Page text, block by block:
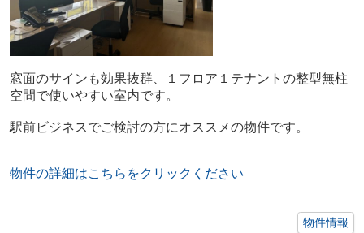
窓面のサインも効果抜群、１フロア１テナントの整型無柱
空間で使いやすい室内です。
駅前ビジネスでご検討の方にオススメの物件です。
物件の詳細はこちらをクリックください
物件情報